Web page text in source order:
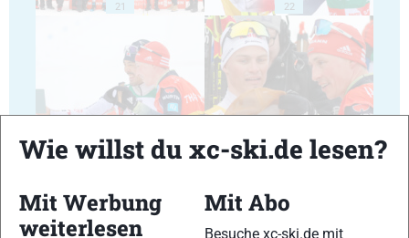
21 22
23 24
Wie willst du xc-ski.de lesen?
Mit Werbung
weiterlesen
Mit Abo
Besuche xc-ski.de mit